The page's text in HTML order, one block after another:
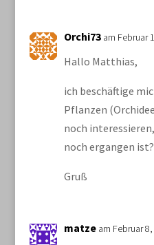
Orchi73 am Februar
Hallo Matthias,
ich beschäftige
Pflanzen
noch
noch ergangen
Gruß
matze am Februar